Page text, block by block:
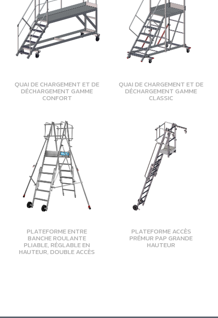
QUAI DE CHARGEMENT ET DE
DÉCHARGEMENT GAMME
CONFORT
QUAI DE CHARGEMENT ET DE
DÉCHARGEMENT GAMME
CLASSIC
PLATEFORME ENTRE
BANCHE ROULANTE
PLIABLE, RÉGLABLE EN
HAUTEUR, DOUBLE ACCÈS
PLATEFORME ACCÈS
PRÉMUR PAP GRANDE
HAUTEUR